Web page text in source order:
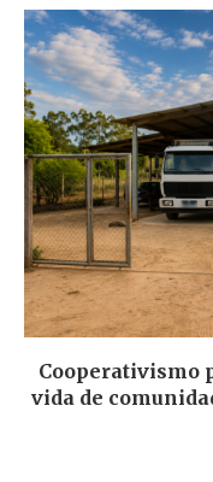
Cooperativismo
vida de